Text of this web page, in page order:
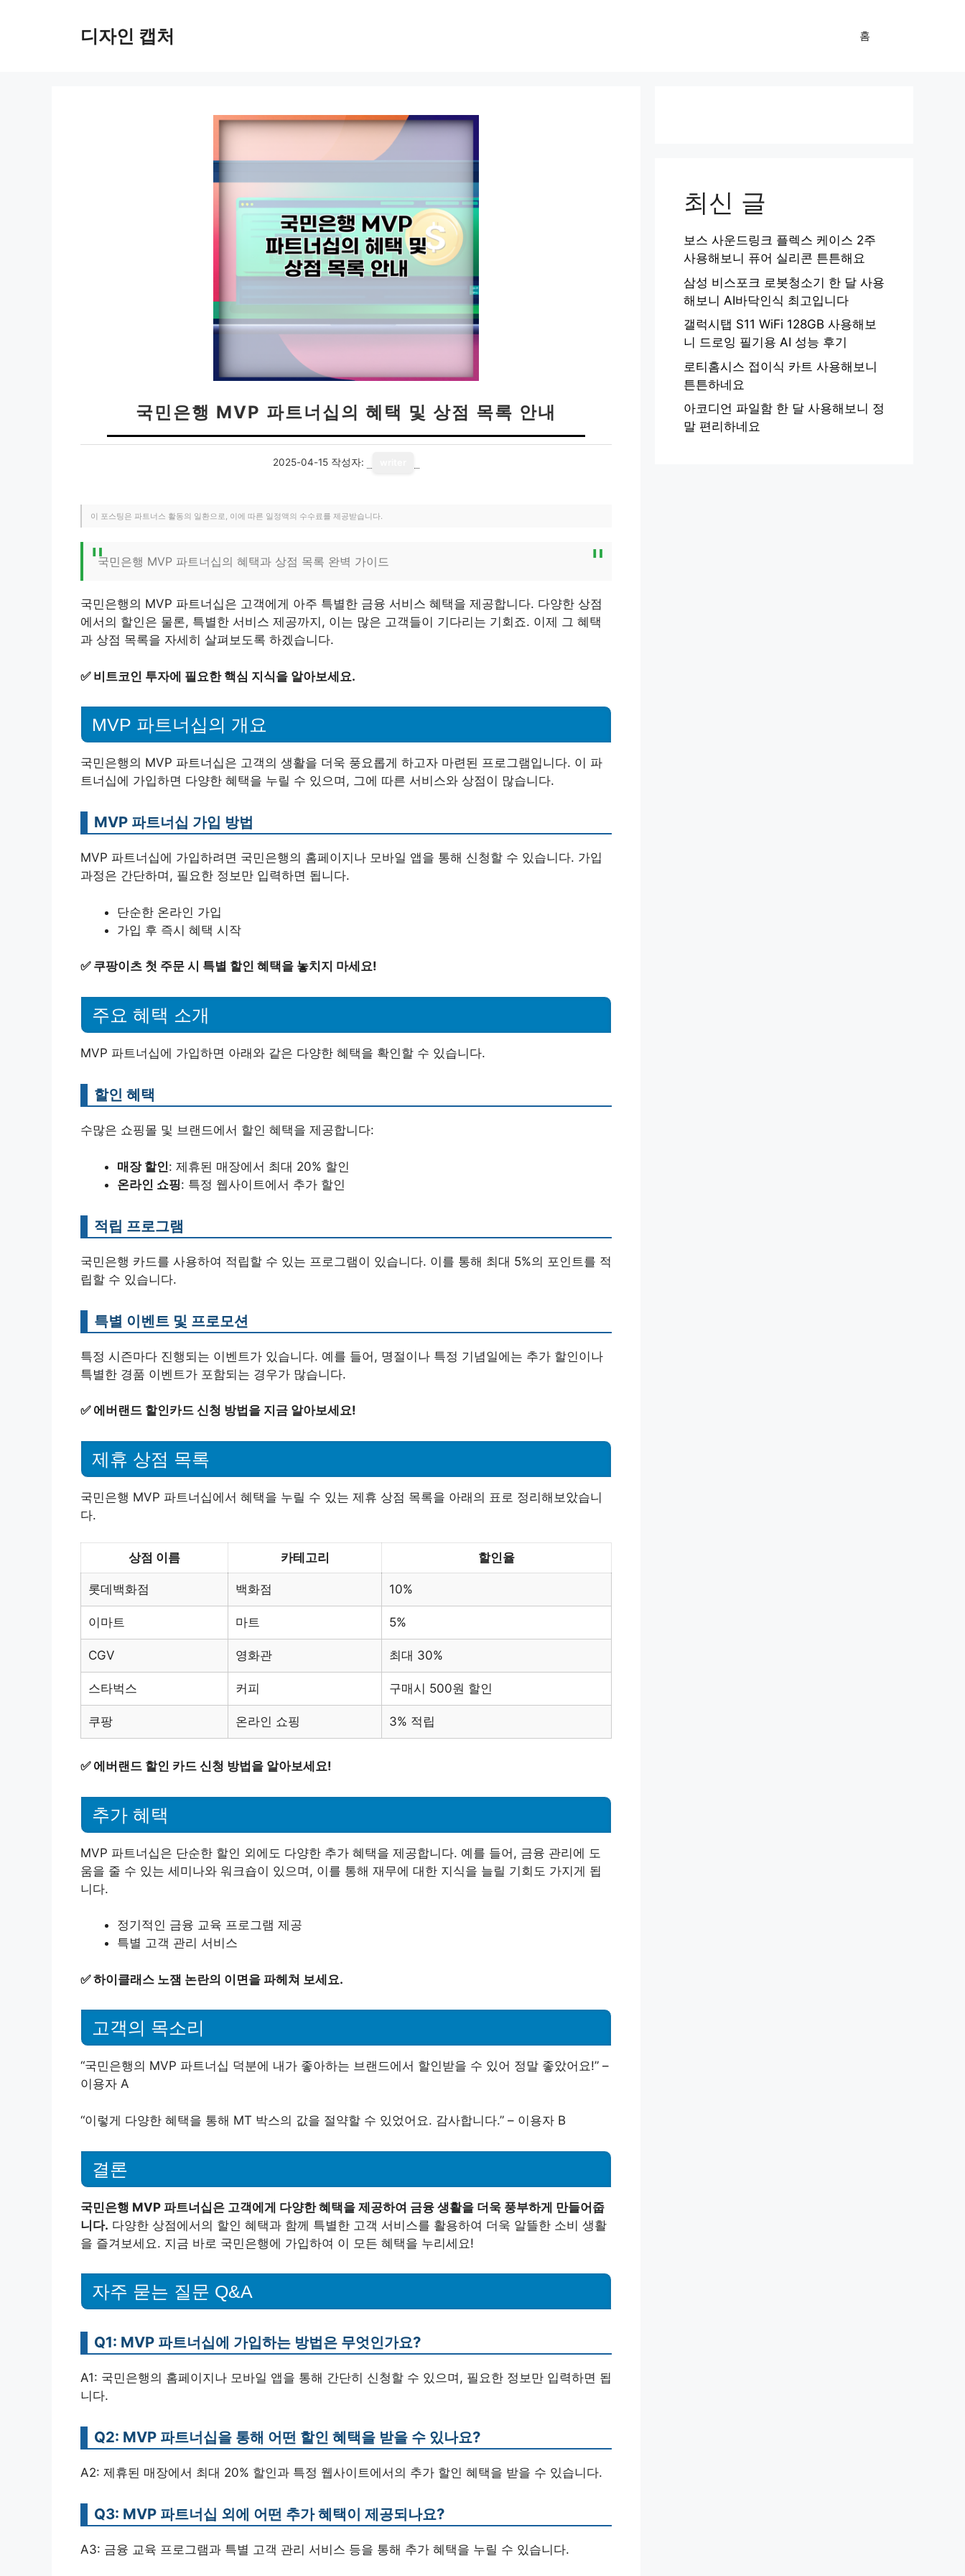
디자인 캡처 홈
국민은행 MVP 파트너십의 혜택 및 상점 목록 안내
2025-04-15 작성자:
이 포스팅은 파트너스 활동의 일환으로, 이에 따른 일정액의 수수료를 제공받습니다.
국민은행 MVP 파트너십의 혜택과 상점 목록 완벽 가이드
국민은행의 MVP 파트너십은 고객에게 아주 특별한 금융 서비스 혜택을 제공합니다. 다양한 상점
에서의 할인은 물론, 특별한 서비스 제공까지, 이는 많은 고객들이 기다리는 기회죠. 이제 그 혜택
과 상점 목록을 자세히 살펴보도록 하겠습니다.
✅ 비트코인 투자에 필요한 핵심 지식을 알아보세요.
MVP 파트너십의 개요
국민은행의 MVP 파트너십은 고객의 생활을 더욱 풍요롭게 하고자 마련된 프로그램입니다. 이 파
트너십에 가입하면 다양한 혜택을 누릴 수 있으며, 그에 따른 서비스와 상점이 많습니다.
MVP 파트너십 가입 방법
MVP 파트너십에 가입하려면 국민은행의 홈페이지나 모바일 앱을 통해 신청할 수 있습니다. 가입
과정은 간단하며, 필요한 정보만 입력하면 됩니다.
단순한 온라인 가입
가입 후 즉시 혜택 시작
✅ 쿠팡이츠 첫 주문 시 특별 할인 혜택을 놓치지 마세요!
주요 혜택 소개
MVP 파트너십에 가입하면 아래와 같은 다양한 혜택을 확인할 수 있습니다.
할인 혜택
수많은 쇼핑몰 및 브랜드에서 할인 혜택을 제공합니다:
매장 할인: 제휴된 매장에서 최대 20% 할인
온라인 쇼핑: 특정 웹사이트에서 추가 할인
적립 프로그램
국민은행 카드를 사용하여 적립할 수 있는 프로그램이 있습니다. 이를 통해 최대 5%의 포인트를 적
립할 수 있습니다.
특별 이벤트 및 프로모션
특정 시즌마다 진행되는 이벤트가 있습니다. 예를 들어, 명절이나 특정 기념일에는 추가 할인이나
특별한 경품 이벤트가 포함되는 경우가 많습니다.
✅ 에버랜드 할인카드 신청 방법을 지금 알아보세요!
제휴 상점 목록
국민은행 MVP 파트너십에서 혜택을 누릴 수 있는 제휴 상점 목록을 아래의 표로 정리해보았습니
다.
상점 이름 카테고리 할인율
롯데백화점 백화점 10%
이마트 마트 5%
CGV 영화관 최대 30%
스타벅스 커피 구매시 500원 할인
쿠팡 온라인 쇼핑 3% 적립
✅ 에버랜드 할인 카드 신청 방법을 알아보세요!
추가 혜택
MVP 파트너십은 단순한 할인 외에도 다양한 추가 혜택을 제공합니다. 예를 들어, 금융 관리에 도
움을 줄 수 있는 세미나와 워크숍이 있으며, 이를 통해 재무에 대한 지식을 늘릴 기회도 가지게 됩
니다.
정기적인 금융 교육 프로그램 제공
특별 고객 관리 서비스
✅하이클래스 노잼 논란의 이면을 파헤쳐 보세요.
고객의 목소리
“국민은행의 MVP 파트너십 덕분에 내가 좋아하는 브랜드에서 할인받을 수 있어 정말 좋았어요!” –
이용자 A
“이렇게 다양한 혜택을 통해 MT 박스의 값을 절약할 수 있었어요. 감사합니다.” – 이용자 B
결론
국민은행 MVP 파트너십은 고객에게 다양한 혜택을 제공하여 금융 생활을 더욱 풍부하게 만들어줍
니다. 다양한 상점에서의 할인 혜택과 함께 특별한 고객 서비스를 활용하여 더욱 알뜰한 소비 생활
을 즐겨보세요. 지금 바로 국민은행에 가입하여 이 모든 혜택을 누리세요!
자주 묻는 질문 Q&A
Q1: MVP 파트너십에 가입하는 방법은 무엇인가요?
A1: 국민은행의 홈페이지나 모바일 앱을 통해 간단히 신청할 수 있으며, 필요한 정보만 입력하면 됩
니다.
Q2: MVP 파트너십을 통해 어떤 할인 혜택을 받을 수 있나요?
A2: 제휴된 매장에서 최대 20% 할인과 특정 웹사이트에서의 추가 할인 혜택을 받을 수 있습니다.
Q3: MVP 파트너십 외에 어떤 추가 혜택이 제공되나요?
A3: 금융 교육 프로그램과 특별 고객 관리 서비스 등을 통해 추가 혜택을 누릴 수 있습니다.
최신 글
보스 사운드링크 플렉스 케이스 2주
사용해보니 퓨어 실리콘 튼튼해요
삼성 비스포크 로봇청소기 한 달 사용
해보니 AI바닥인식 최고입니다
갤럭시탭 S11 WiFi 128GB 사용해보
니 드로잉 필기용 AI 성능 후기
로티홈시스 접이식 카트 사용해보니
튼튼하네요
아코디언 파일함 한 달 사용해보니 정
말 편리하네요